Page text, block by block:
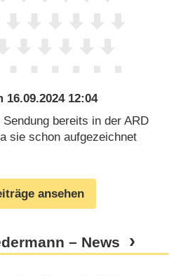
16.09.2024 12:04
bereits in der ARD
sie schon aufgezeichnet
ansehen
– News